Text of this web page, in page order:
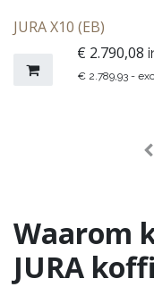
JURA X10 (EB)
€ 2.790,08
€ 2.789,93-
Waarom
JURA